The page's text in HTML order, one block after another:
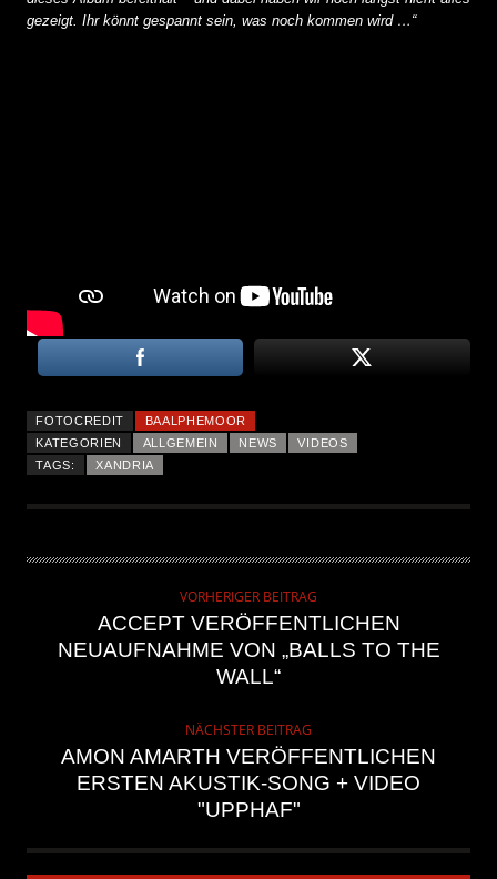
gezeigt. Ihr könnt gespannt sein, was noch kommen wird …“
FOTOCREDIT
BAALPHEMOOR
KATEGORIEN
ALLGEMEIN NEWS
VIDEOS
TAGS:
XANDRIA
VORHERIGER BEITRAG
ACCEPT VERÖFFENTLICHEN
NEUAUFNAHME VON „BALLS TO THE
WALL“
NÄCHSTER BEITRAG
AMON AMARTH VERÖFFENTLICHEN
ERSTEN AKUSTIK-SONG + VIDEO
"UPPHAF"